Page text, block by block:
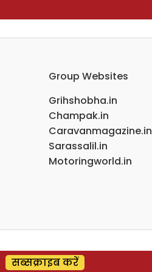
Group Websites
Grihshobha.in
Champak.in
Caravanmagazine.in
Sarassalil.in
Motoringworld.in
सब्सक्राइब करें